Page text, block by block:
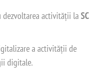
dezvoltarea activității laSC
a activității de
digitale.